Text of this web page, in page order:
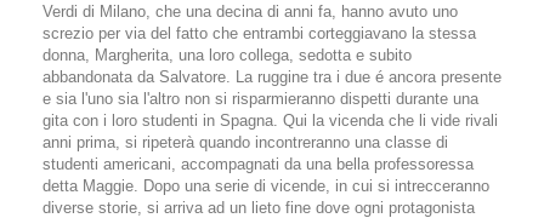
Verdi di Milano, che una decina di anni fa, hanno avuto uno
screzio per via del fatto che entrambi corteggiavano la stessa
donna, Margherita, una loro collega, sedotta e subito
abbandonata da Salvatore. La ruggine tra i due é ancora presente
e sia l'uno sia l'altro non si risparmieranno dispetti durante una
gita con i loro studenti in Spagna. Qui la vicenda che li vide rivali
anni prima, si ripeterà quando incontreranno una classe di
studenti americani, accompagnati da una bella professoressa
detta Maggie. Dopo una serie di vicende, in cui si intrecceranno
diverse storie, si arriva ad un lieto fine dove ogni protagonista